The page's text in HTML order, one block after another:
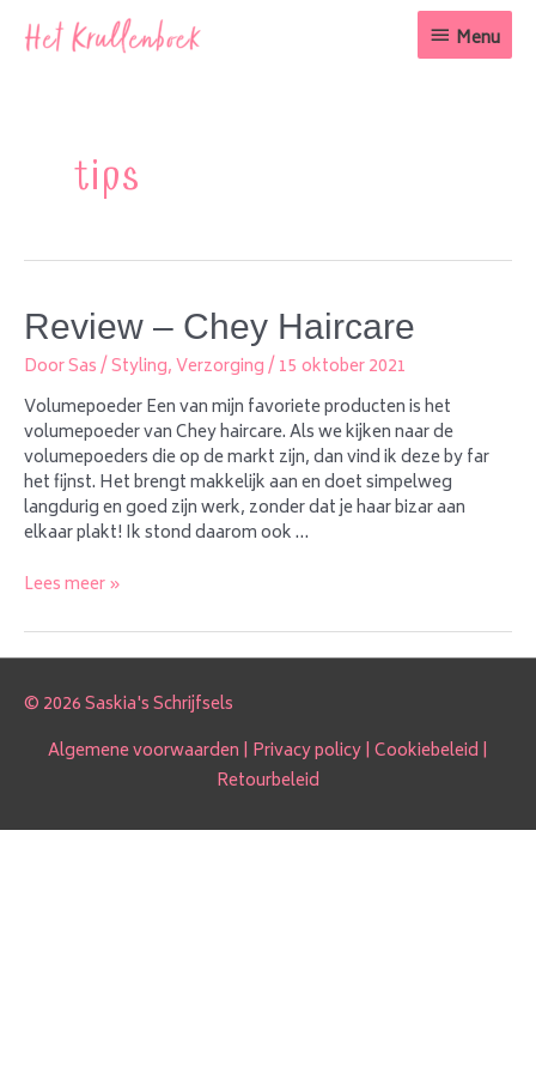
naar
Menu
Menu
tips
Review – Chey Haircare
DoorSas/Styling,Verzorging/ 15 oktober 2021
Volumepoeder Een van mijn favoriete producten is het
volumepoeder van Chey haircare. Als we kijken naar de
volumepoeders die op de markt zijn, dan vind ik deze by far
het fijnst. Het brengt makkelijk aan en doet simpelweg
langdurig en goed zijn werk, zonder dat je haar bizar aan
elkaar plakt! Ik stond daarom ook …
Review
Chey
Haircare
Lees meer »
© 2026 Saskia's Schrijfsels
Algemene voorwaarden | Privacy policy| Cookiebeleid |
Retourbeleid